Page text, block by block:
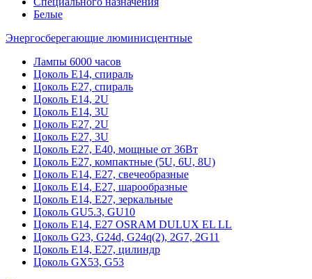
Белые
Энергосберегающие люминисцентные
Лампы 6000 часов
Цоколь Е14, спираль
Цоколь Е27, спираль
Цоколь Е14, 2U
Цоколь Е14, 3U
Цоколь Е27, 2U
Цоколь Е27, 3U
Цоколь Е27, Е40, мощные от 36Вт
Цоколь Е27, компактные (5U, 6U, 8U)
Цоколь Е14, Е27, свечеобразные
Цоколь Е14, Е27, шарообразные
Цоколь Е14, Е27, зеркальные
Цоколь GU5.3, GU10
Цоколь Е14, Е27 OSRAM DULUX EL LL
Цоколь G23, G24d, G24q(2), 2G7, 2G11
Цоколь Е14, Е27, цилиндр
Цоколь GX53, G53